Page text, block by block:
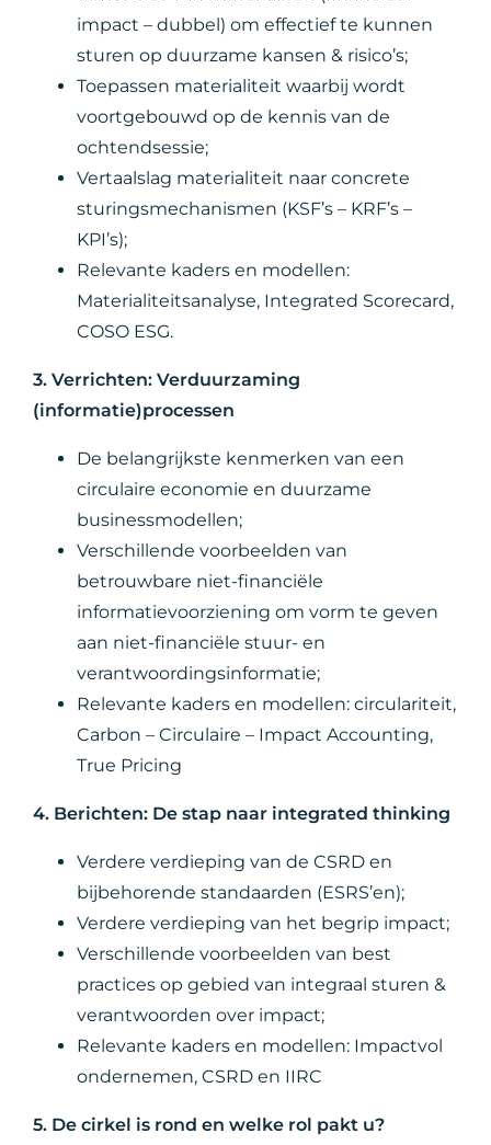
impact – dubbel) om effectief te kunnen
sturen op duurzame kansen & risico’s;
Toepassen materialiteit waarbij wordt
voortgebouwd op de kennis van de
ochtendsessie;
Vertaalslag materialiteit naar concrete
sturingsmechanismen (KSF’s – KRF’s –
KPI’s);
Relevante kaders en modellen:
Materialiteitsanalyse, Integrated Scorecard,
COSO ESG.
3. Verrichten: Verduurzaming
(informatie)processen
De belangrijkste kenmerken van een
circulaire economie en duurzame
businessmodellen;
Verschillende voorbeelden van
betrouwbare niet-financiële
informatievoorziening om vorm te geven
aan niet-financiële stuur- en
verantwoordingsinformatie;
Relevante kaders en modellen: circulariteit,
Carbon – Circulaire – Impact Accounting,
True Pricing
4. Berichten: De stap naar integrated thinking
Verdere verdieping van de CSRD en
bijbehorende standaarden (ESRS’en);
Verdere verdieping van het begrip impact;
Verschillende voorbeelden van best
practices op gebied van integraal sturen &
verantwoorden over impact;
Relevante kaders en modellen: Impactvol
ondernemen, CSRD en IIRC
5. De cirkel is rond en welke rol pakt u?